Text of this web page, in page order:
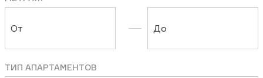
От До
ТИП АПАРТАМЕНТОВ